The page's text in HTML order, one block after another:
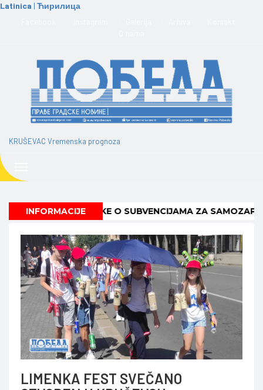
Latinica | Ћирилица
KRUŠEVAC Vremenska prognoza
navigation
ODLUKE O SUBVENCIJAMA ZA
INFORMACIJE
LIMENKA FEST SVEČANO